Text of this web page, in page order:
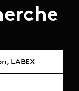
LABEX